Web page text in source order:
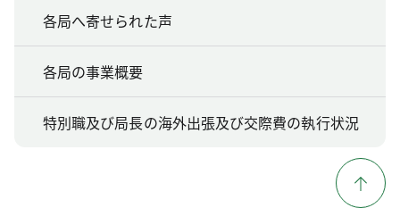
各局へ寄せられた声
各局の事業概要
特別職及び局長の海外出張及び交際費の執行状況